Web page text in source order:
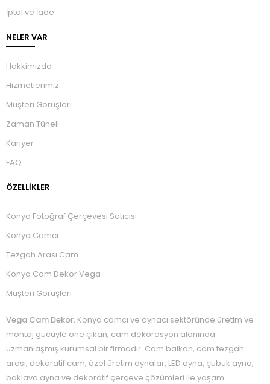
İptal ve İade
NELER VAR
Hakkimizda
Hizmetlerimiz
Müşteri Görüşleri
Zaman Tüneli
Kariyer
FAQ
ÖZELLIKLER
Konya Fotoğraf Çerçevesi Satıcısı
Konya Camcı
Tezgah Arası Cam
Konya Cam Dekor Vega
Müşteri Görüşleri
Vega Cam Dekor, Konya camcı ve aynacı sektöründe üretim ve
montaj gücüyle öne çıkan, cam dekorasyon alanında
uzmanlaşmış kurumsal bir firmadır. Cam balkon, cam tezgah
arası, dekoratif cam, özel üretim aynalar, LED ayna, çubuk ayna,
baklava ayna ve dekoratif çerçeve çözümleri ile yaşam